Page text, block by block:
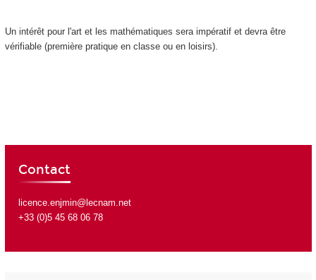
Un intérêt pour l'art et les mathématiques sera impératif et devra être
vérifiable (première pratique en classe ou en loisirs).
Contact
licence.enjmin@lecnam.net
+33 (0)5 45 68 06 78